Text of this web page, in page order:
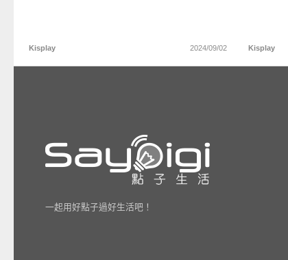
Kisplay 2024/09/02 Kisplay
一起用好點子過好生活吧！